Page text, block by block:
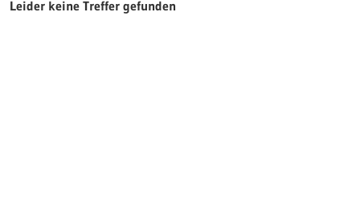
Leider keine Treffer gefunden